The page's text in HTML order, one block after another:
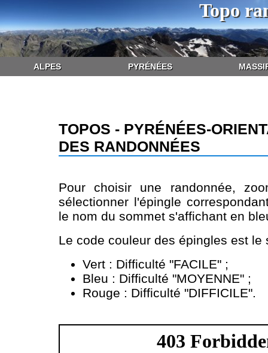
Topo
ALPES PYRÉNÉES
TOPOS - PYRÉNÉES-
DES RANDONNÉES
Pour choisir une randonnée,
sélectionner l'épingle
le nom du sommet s'affichant en
Le code couleur des épingles est le
Vert : Difficulté "FACILE" ;
Bleu : Difficulté "MOYENNE" ;
Rouge : Difficulté "DIFFICILE".